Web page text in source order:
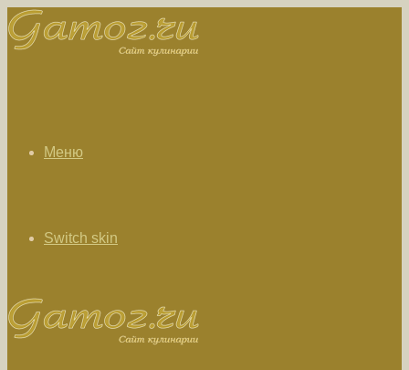
Меню
Switch skin